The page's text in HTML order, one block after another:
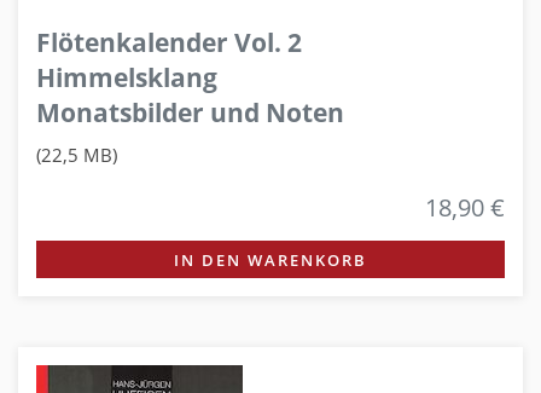
Flötenkalender Vol. 2
Himmelsklang
Monatsbilder und Noten
(22,5 MB)
18,90 €
IN DEN WARENKORB